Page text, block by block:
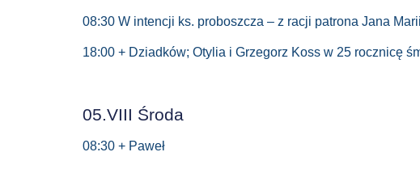
08:30 W intencji ks. proboszcza – z racji patrona Jana
18:00 + Dziadków; Otylia i Grzegorz Koss w 25 rocznicę
05.VIII Środa
08:30 + Paweł